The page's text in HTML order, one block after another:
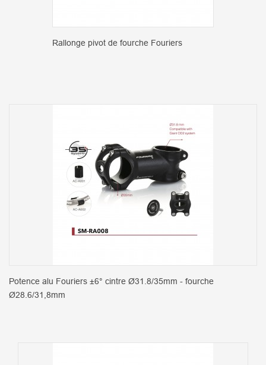
Rallonge pivot de fourche Fouriers
Potence alu Fouriers ±6° cintre Ø31.8/35mm - fourche
Ø28.6/31,8mm